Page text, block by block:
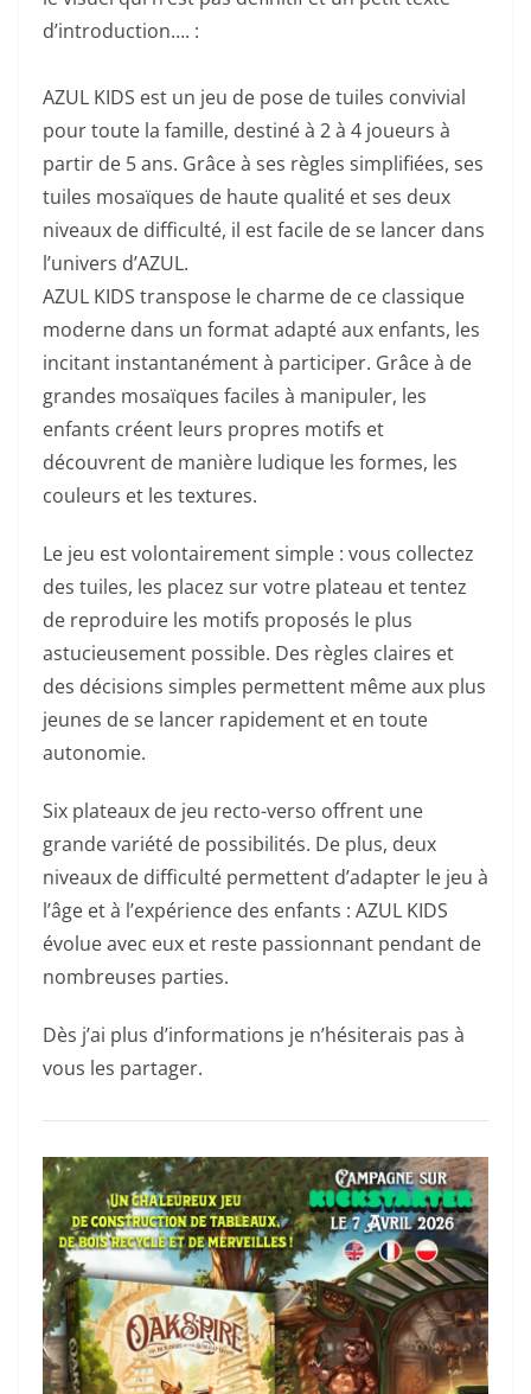
d’introduction…. :
AZUL KIDS est un jeu de pose de tuiles convivial
pour toute la famille, destiné à 2 à 4 joueurs à
partir de 5 ans. Grâce à ses règles simplifiées, ses
tuiles mosaïques de haute qualité et ses deux
niveaux de difficulté, il est facile de se lancer dans
l’univers d’AZUL.
AZUL KIDS transpose le charme de ce classique
moderne dans un format adapté aux enfants, les
incitant instantanément à participer. Grâce à de
grandes mosaïques faciles à manipuler, les
enfants créent leurs propres motifs et
découvrent de manière ludique les formes, les
couleurs et les textures.
Le jeu est volontairement simple : vous collectez
des tuiles, les placez sur votre plateau et tentez
de reproduire les motifs proposés le plus
astucieusement possible. Des règles claires et
des décisions simples permettent même aux plus
jeunes de se lancer rapidement et en toute
autonomie.
Six plateaux de jeu recto-verso offrent une
grande variété de possibilités. De plus, deux
niveaux de difficulté permettent d’adapter le jeu à
l’âge et à l’expérience des enfants : AZUL KIDS
évolue avec eux et reste passionnant pendant de
nombreuses parties.
Dès j’ai plus d’informations je n’hésiterais pas à
vous les partager.